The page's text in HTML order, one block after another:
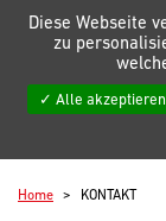
Home KONTAKT
Diese Webseite
zu
Alle akzeptieren